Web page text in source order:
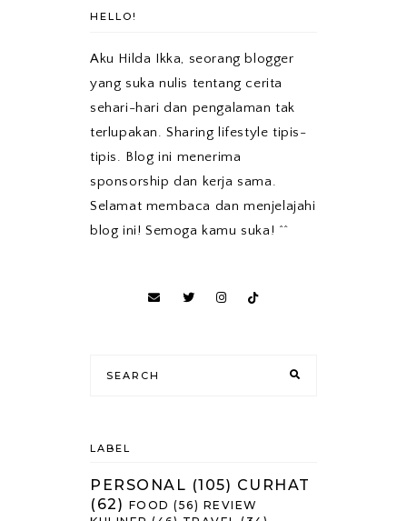
HELLO!
Aku Hilda Ikka, seorang blogger
yang suka nulis tentang cerita
sehari-hari dan pengalaman tak
terlupakan. Sharing lifestyle tipis-
tipis. Blog ini menerima
sponsorship dan kerja sama.
Selamat membaca dan menjelajahi
blog ini! Semoga kamu suka! ^^
LABEL
PERSONAL (105) CURHAT
(62) FOOD (56) REVIEW